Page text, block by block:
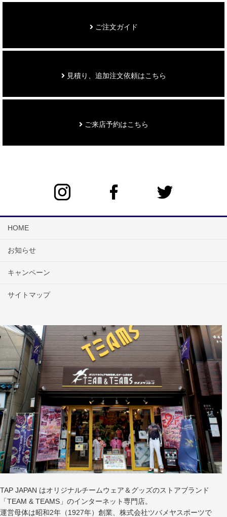
ご注文ガイド
見積り、追加注文依頼はこちら
ご来店予約はこちら
HOME
お知らせ
キャンペーン
サイトマップ
TAP JAPAN はオリジナルチームウェア＆グッズのストアブランド
「TEAM & TEAMS」のインターネット専門店。
運営母体は昭和2年（1927年）創業、株式会社ツバメヤスポーツで